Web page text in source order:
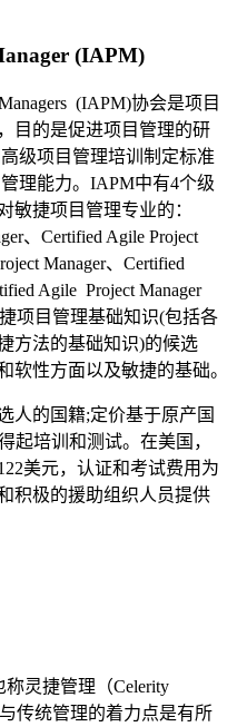
(IAPM)
(IAPM)协会是项目
目的是促进项目管理的研
级项目管理培训制定标准
理能力。IAPM中有4个级
敏捷项目管理专业的：
、Certified Agile Project
Manager、Certified
Agile Project Manager
项目管理基础知识(包括各
方法的基础知识)的候选
软性方面以及敏捷的基础。
人的国籍;定价基于原产国
起培训和测试。在美国，
美元，认证和考试费用为
积极的援助组织人员提供
称灵捷管理（Celerity
传统管理的着力点是有所